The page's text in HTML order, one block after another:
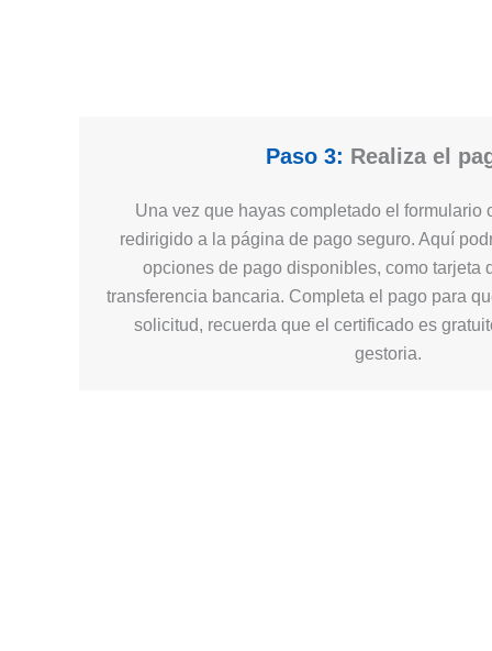
Paso 3: Realiza el
Una vez que hayas completado el formulario
redirigido a la página de pago seguro. Aquí
opciones de pago disponibles, como tarjeta
transferencia bancaria. Completa el pago para
solicitud, recuerda que el certificado es
gestoria.